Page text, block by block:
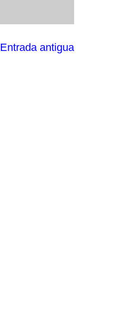
Entrada antigua